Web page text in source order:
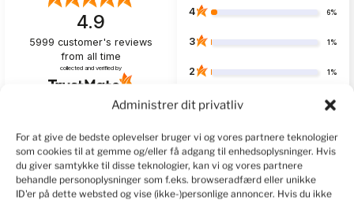
Administrer dit privatliv
For at give de bedste oplevelser bruger vi og vores partnere teknologier
som cookies til at gemme og/eller få adgang til enhedsoplysninger. Hvis
du giver samtykke til disse teknologier, kan vi og vores partnere
behandle personoplysninger som f.eks. browseradfærd eller unikke
ID'er på dette websted og vise (ikke-)personlige annoncer. Hvis du ikke
4.9
5999 customer's reviews
from all time
collected and verified by
4 6%
3 1%
2 1%
1 1%
Customers reviews